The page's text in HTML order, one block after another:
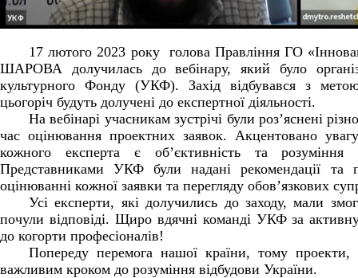
17 лютого 2023 року голова Правління ГО
ШАРОВА долучилась до вебінару, який було
культурного Фонду (УКФ). Захід відбувався з
цьогоріч будуть долучені до експертної діяльності.
На вебінарі учасникам зустрічі були роз’яснені
час оцінювання проектних заявок. Акцентовано
кожного експерта є об’єктивність та розуміння
Представниками УКФ були надані рекомендації та
оцінюванні кожної заявки та перегляду обов’язкових
Усі експерти, які долучились до заходу, мали
почули відповіді. Щиро вдячні команді УКФ за
до когорти професіоналів!
Попереду перемога нашої країни, тому
важливим кроком до розуміння відбудови України.